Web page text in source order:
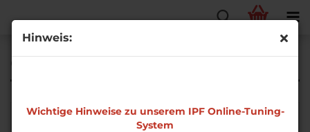
Hinweis:
Wichtige Hinweise zu unserem IPF Online-Tuning-
System
CTS